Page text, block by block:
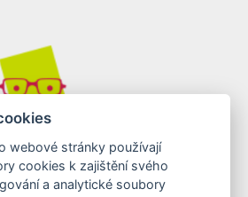
webové stránky používají
cookies k zajištění svého
a analytické soubory